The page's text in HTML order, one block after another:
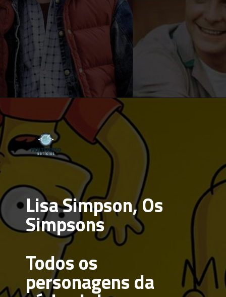
Lisa Simpson, Os
Simpsons
Todos os
personagens da